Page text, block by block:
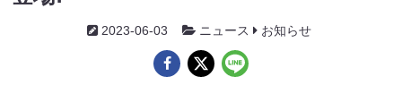
2023-06-03 ニュース お知らせ